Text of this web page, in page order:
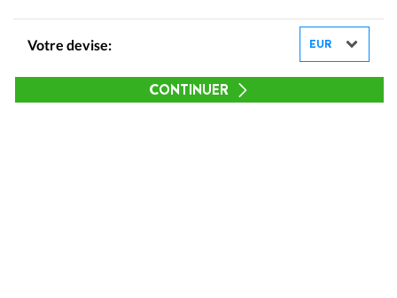
Votre devise:
CONTINUER